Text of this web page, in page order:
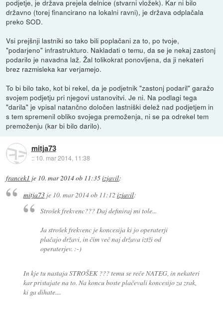
podjetje, je država prejela delnice (stvarni vložek). Kar ni bilo
državno (torej financirano na lokalni ravni), je država odplačala
preko SOD.
Vsi prejšnji lastniki so tako bili poplačani za to, po tvoje,
"podarjeno" infrastrukturo. Nakladati o temu, da se je nekaj zastonj
podarilo je navadna laž. Žal tolikokrat ponovljena, da ji nekateri
brez razmisleka kar verjamejo.
To bi bilo tako, kot bi rekel, da je podjetnik "zastonj podaril" garažo
svojem podjetju pri njegovi ustanovitvi. Je ni. Na podlagi tega
"darila" je vpisal natančno določen lastniški delež nad podjetjem in
s tem spremenil obliko svojega premoženja, ni se pa odrekel tem
premoženju (kar bi bilo darilo).
mitja73
:: 10. mar 2014, 11:38
francek1 je 10. mar 2014 ob 11:35izjavil:
mitja73je 10. mar 2014 ob 11:12 izjavil:
Strošek frekvenc??? Daj definiraj mi tole...
Ja strošek frekvenc je koncesija ki jo operaterji
plačajo državi, in čim več naj država iztži od
operaterjev. :-)
In kje tu nastaja STROŠEK ??? temu se reče NATEG, in nekateri
kar pristajate na to. Na koncu boste plačevali koncesijo za zrak,
ki ga dihate....